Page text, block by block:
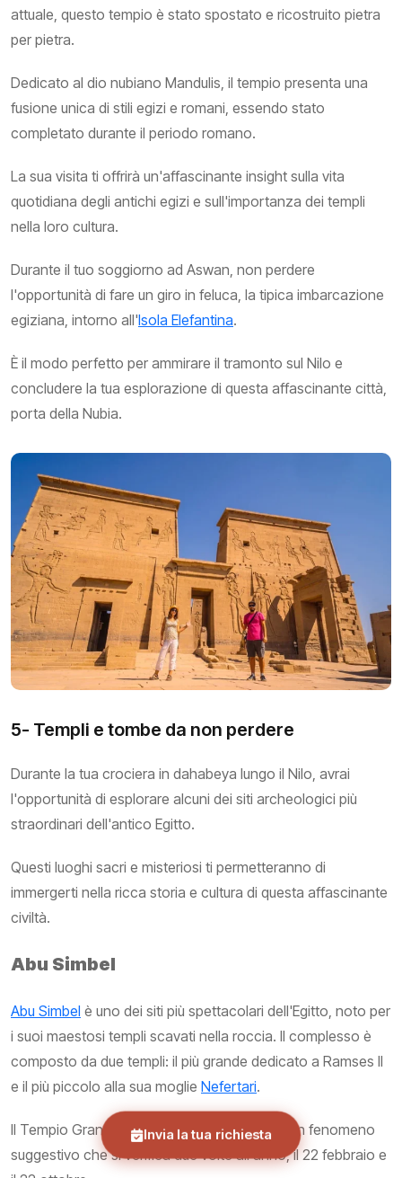
attuale, questo tempio è stato spostato e ricostruito pietra
per pietra.
Dedicato al dio nubiano Mandulis, il tempio presenta una
fusione unica di stili egizi e romani, essendo stato
completato durante il periodo romano.
La sua visita ti offrirà un'affascinante insight sulla vita
quotidiana degli antichi egizi e sull'importanza dei templi
nella loro cultura.
Durante il tuo soggiorno ad Aswan, non perdere
l'opportunità di fare un giro in feluca, la tipica imbarcazione
egiziana, intorno all'Isola Elefantina.
È il modo perfetto per ammirare il tramonto sul Nilo e
concludere la tua esplorazione di questa affascinante città,
porta della Nubia.
5- Templi e tombe da non perdere
Durante la tua crociera in dahabeya lungo il Nilo, avrai
l'opportunità di esplorare alcuni dei siti archeologici più
straordinari dell'antico Egitto.
Questi luoghi sacri e misteriosi ti permetteranno di
immergerti nella ricca storia e cultura di questa affascinante
civiltà.
Abu Simbel
Abu Simbel è uno dei siti più spettacolari dell'Egitto, noto per
i suoi maestosi templi scavati nella roccia. Il complesso è
composto da due templi: il più grande dedicato a Ramses II
e il più piccolo alla sua moglie Nefertari.
Il Tempio Grande di Ramses II è famoso per un fenomeno
suggestivo che si verifica due volte all'anno, il 22 febbraio e
Invia la tua richiesta